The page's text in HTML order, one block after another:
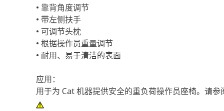
• 靠背角度调节
• 带左侧扶手
• 可调节头枕
• 根据操作员重量调节
• 耐用、易于清洁的表面
应用：
用于为 Cat 机器提供安全的重负荷操作员座椅。请